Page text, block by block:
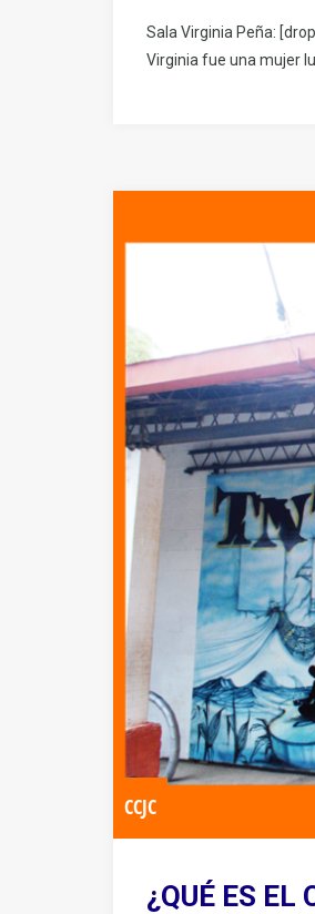
Sala Virginia Peña:
Virginia fue una mujer
CCJC
¿QUÉ ES EL